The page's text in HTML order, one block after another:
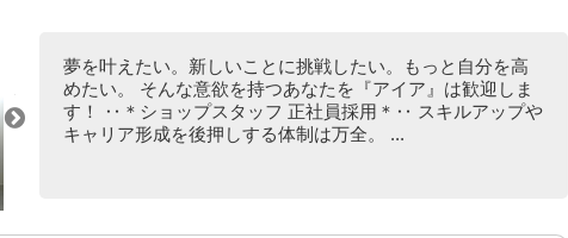
夢を叶えたい。新しいことに挑戦したい。もっと自分を高
めたい。 そんな意欲を持つあなたを『アイア』は歓迎しま
す！ ‥＊ショップスタッフ 正社員採用＊‥ スキルアップや
キャリア形成を後押しする体制は万全。 ...